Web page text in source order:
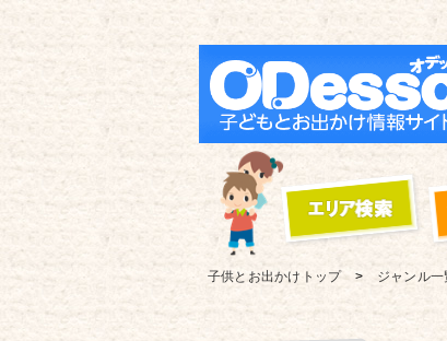
子供とお出かけ トップ ジャンル一